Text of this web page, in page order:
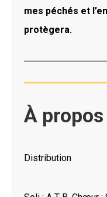
mes péchés et
protègera.
À propos
Distribution